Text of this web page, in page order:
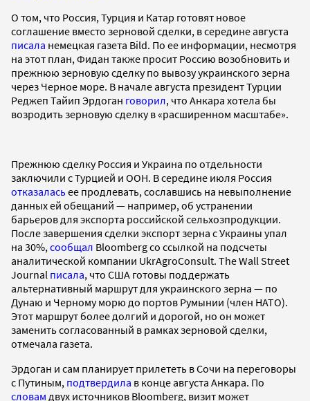
О том, что Россия, Турция и Катар готовят новое
соглашение вместо зерновой сделки, в середине августа
писала немецкая газета Bild. По ее информации, несмотря
на этот план, Фидан также просит Россию возобновить и
прежнюю зерновую сделку по вывозу украинского зерна
через Черное море. В начале августа президент Турции
Реджеп Тайип Эрдоган говорил, что Анкара хотела бы
возродить зерновую сделку в «расширенном масштабе».
Прежнюю сделку Россия и Украина по отдельности
заключили с Турцией и ООН. В середине июля Россия
отказаласьее продлевать, сославшись на невыполнение
данных ей обещаний — например, об устранении
барьеров для экспорта российской сельхозпродукции.
После завершения сделки экспорт зерна с Украины упал
на 30%, сообщал Bloomberg со ссылкой на подсчеты
аналитической компании UkrAgroConsult. The Wall Street
Journal писала, что США готовы поддержать
альтернативный маршрут для украинского зерна — по
Дунаю и Черному морю до портов Румынии (член НАТО).
Этот маршрут более долгий и дорогой, но он может
заменить согласованный в рамках зерновой сделки,
отмечала газета.
Эрдоган и сам планирует прилететь в Сочи на переговоры
с Путиным, подтвердила в конце августа Анкара. По
словам двух источников Bloomberg, визит может